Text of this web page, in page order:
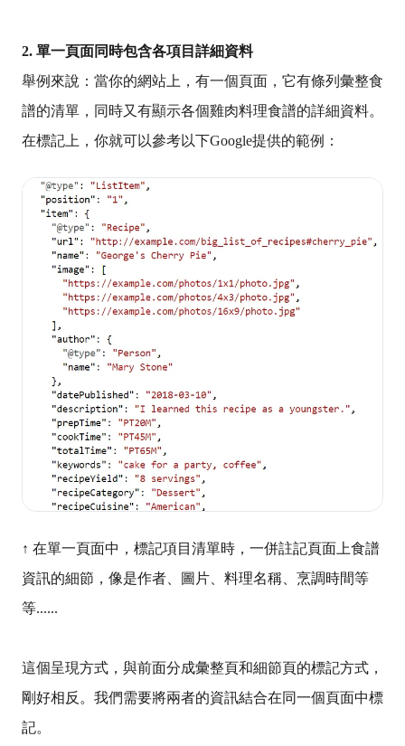
2. 單一頁面同時包含各項目詳細資料
舉例來說：當你的網站上，有一個頁面，它有條列彙整食
譜的清單，同時又有顯示各個雞肉料理食譜的詳細資料。
在標記上，你就可以參考以下Google提供的範例：
↑ 在單一頁面中，標記項目清單時，一併註記頁面上食譜
資訊的細節，像是作者、圖片、料理名稱、烹調時間等
等......
這個呈現方式，與前面分成彙整頁和細節頁的標記方式，
剛好相反。 我們需要將兩者的資訊結合在同一個頁面中標
記。